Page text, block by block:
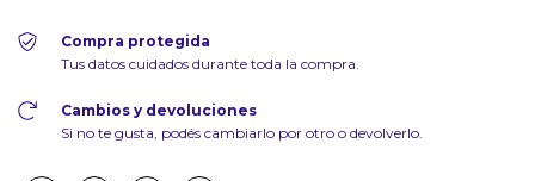
Compra protegida
Tus datos cuidados durante toda la compra.
Cambios y devoluciones
Si no te gusta, podés cambiarlo por otro o devolverlo.